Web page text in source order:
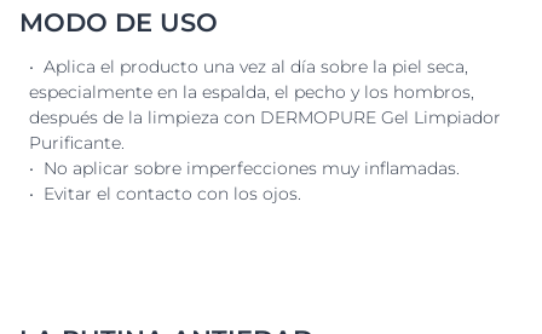
MODO DE USO
• Aplica el producto una vez al día sobre la piel seca,
especialmente en la espalda, el pecho y los hombros,
después de la limpieza con DERMOPURE Gel Limpiador
Purificante.
• No aplicar sobre imperfecciones muy inflamadas.
• Evitar el contacto con los ojos.